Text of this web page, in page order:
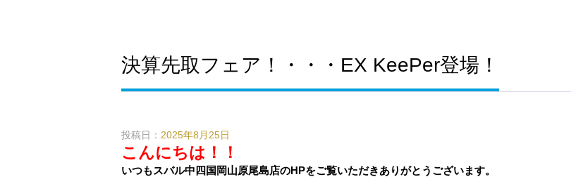
決算先取フェア！・・・EX KeePer登場！
投稿日： 2025年8月25日
こんにちは！！
いつもスバル中四国岡山原尾島店のHPをご覧いただきありがとうございます。